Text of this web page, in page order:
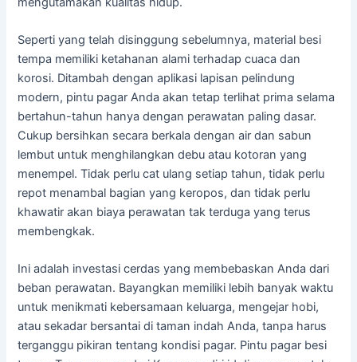
Seperti yang telah disinggung sebelumnya, material besi
tempa memiliki ketahanan alami terhadap cuaca dan
korosi. Ditambah dengan aplikasi lapisan pelindung
modern, pintu pagar Anda akan tetap terlihat prima selama
bertahun-tahun hanya dengan perawatan paling dasar.
Cukup bersihkan secara berkala dengan air dan sabun
lembut untuk menghilangkan debu atau kotoran yang
menempel. Tidak perlu cat ulang setiap tahun, tidak perlu
repot menambal bagian yang keropos, dan tidak perlu
khawatir akan biaya perawatan tak terduga yang terus
membengkak.
Ini adalah investasi cerdas yang membebaskan Anda dari
beban perawatan. Bayangkan memiliki lebih banyak waktu
untuk menikmati kebersamaan keluarga, mengejar hobi,
atau sekadar bersantai di taman indah Anda, tanpa harus
terganggu pikiran tentang kondisi pagar. Pintu pagar besi